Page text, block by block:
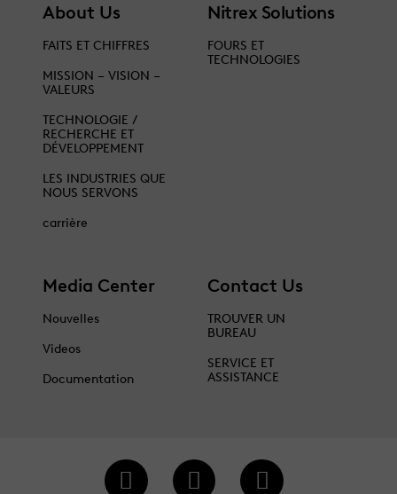
About Us
FAITS ET CHIFFRES
MISSION – VISION –
VALEURS
TECHNOLOGIE /
RECHERCHE ET
DÉVELOPPEMENT
LES INDUSTRIES QUE
NOUS SERVONS
carrière
Nitrex Solutions
FOURS ET
TECHNOLOGIES
Media Center
Nouvelles
Videos
Documentation
Contact Us
TROUVER UN
BUREAU
SERVICE ET
ASSISTANCE